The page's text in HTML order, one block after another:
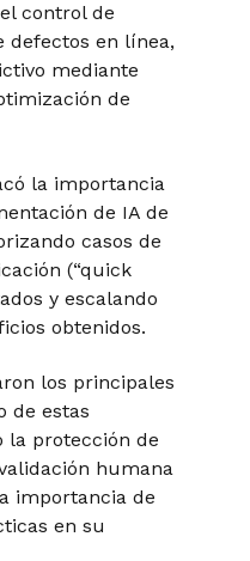
control de
defectos en línea,
mediante
de
la importancia
de IA de
casos de
(“quick
y escalando
obtenidos.
los principales
de estas
la protección de
humana
importancia de
en su